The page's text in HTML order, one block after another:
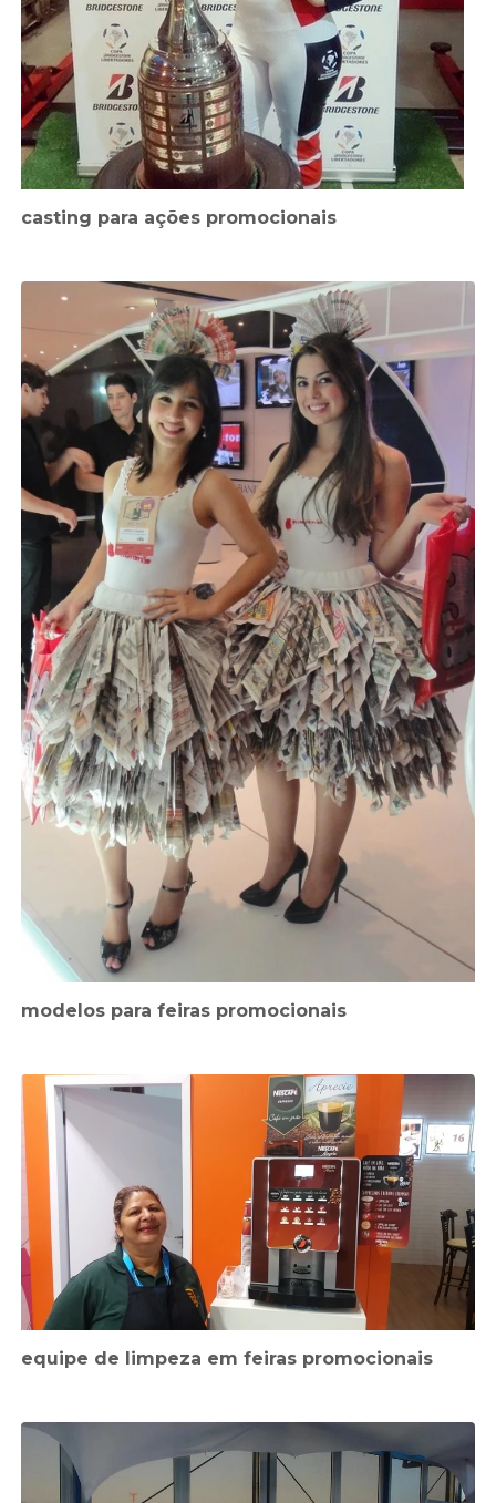
casting para ações promocionais
modelos para feiras promocionais
equipe de limpeza em feiras promocionais